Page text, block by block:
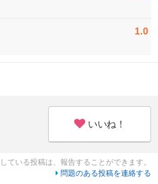
1.0
いいね！
ている投稿は、報告することができます。
問題のある投稿を連絡する